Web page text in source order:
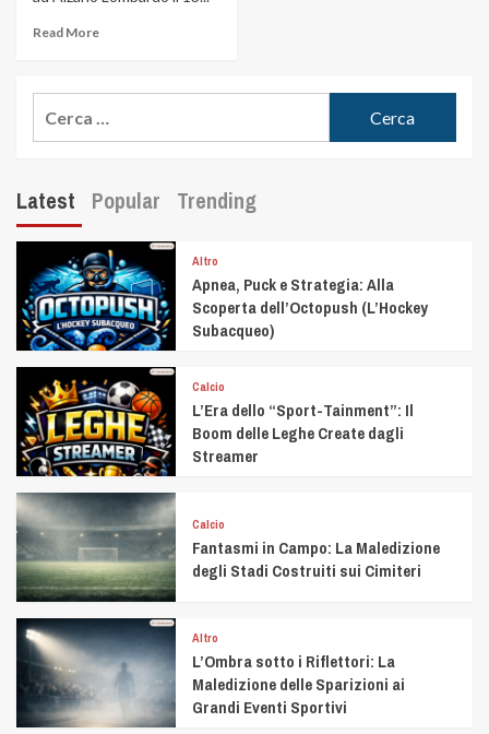
Read More
Latest Popular Trending
Altro
Apnea, Puck e Strategia: Alla
Scoperta dell’Octopush (L’Hockey
Subacqueo)
Calcio
L’Era dello “Sport-Tainment”: Il
Boom delle Leghe Create dagli
Streamer
Calcio
Fantasmi in Campo: La Maledizione
degli Stadi Costruiti sui Cimiteri
Altro
L’Ombra sotto i Riflettori: La
Maledizione delle Sparizioni ai
Grandi Eventi Sportivi